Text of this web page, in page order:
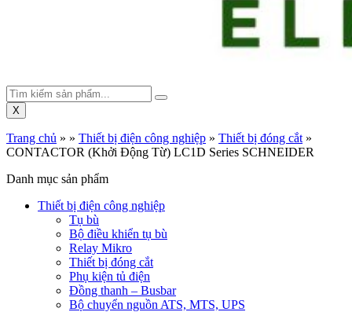
X
Trang chủ » » Thiết bị điện công nghiệp » Thiết bị đóng cắt »
CONTACTOR (Khởi Động Từ) LC1D Series SCHNEIDER
Danh mục sản phẩm
Thiết bị điện công nghiệp
Tụ bù
Bộ điều khiển tụ bù
Relay Mikro
Thiết bị đóng cắt
Phụ kiện tủ điện
Đồng thanh – Busbar
Bộ chuyển nguồn ATS, MTS, UPS